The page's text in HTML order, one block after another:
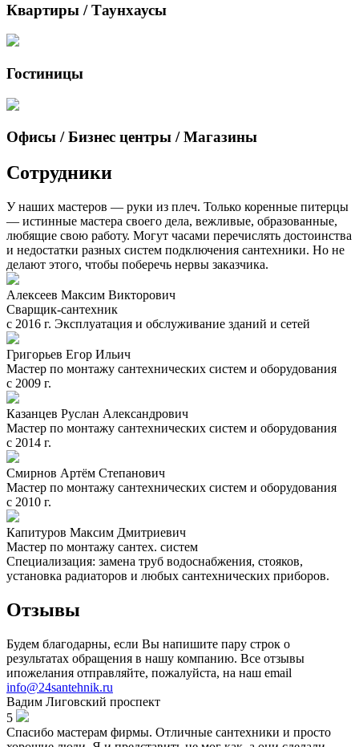
Квартиры / Таунхаусы
Гостиницы
Офисы / Бизнес центры / Магазины
Сотрудники
У наших мастеров — руки из плеч. Только коренные питерцы
— истинные мастера своего дела, вежливые, образованные,
любящие свою работу. Могут часами перечислять достоинства
и недостатки разных систем подключения сантехники. Но не
делают этого, чтобы поберечь нервы заказчика.
Алексеев Максим Викторович
Сварщик-сантехник
с 2016 г. Эксплуатация и обслуживание зданий и сетей
Григорьев Егор Ильич
Мастер по монтажу сантехнических систем и оборудования
с 2009 г.
Казанцев Руслан Александрович
Мастер по монтажу сантехнических систем и оборудования
с 2014 г.
Смирнов Артём Степанович
Мастер по монтажу сантехнических систем и оборудования
с 2010 г.
Капитуров Максим Дмитриевич
Мастер по монтажу сантех. систем
Специализация: замена труб водоснабжения, стояков,
установка радиаторов и любых сантехнических приборов.
Отзывы
Будем благодарны, если Вы напишите пару строк о
результатах обращения в нашу компанию. Все отзывы
ипожелания отправляйте, пожалуйста, на наш email
info@24santehnik.ru
Вадим Лиговский проспект
5
Спасибо мастерам фирмы. Отличные сантехники и просто